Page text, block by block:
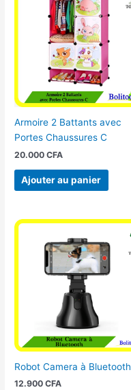
Armoire 2 Battants avec
Portes Chaussures C
20.000CFA
Ajouter au panier
Robot Camera à Bluetooth
12.900CFA